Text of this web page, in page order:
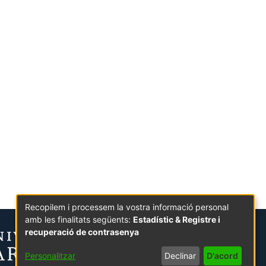
Recopilem i processem la vostra informació personal
amb les finalitats següents: Estadístic & Registre i
recuperació de contrasenya
Personalitzar Declinar D'acord